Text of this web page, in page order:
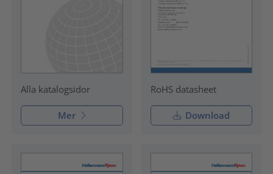
Alla katalogsidor
Mer
RoHS datasheet
Download